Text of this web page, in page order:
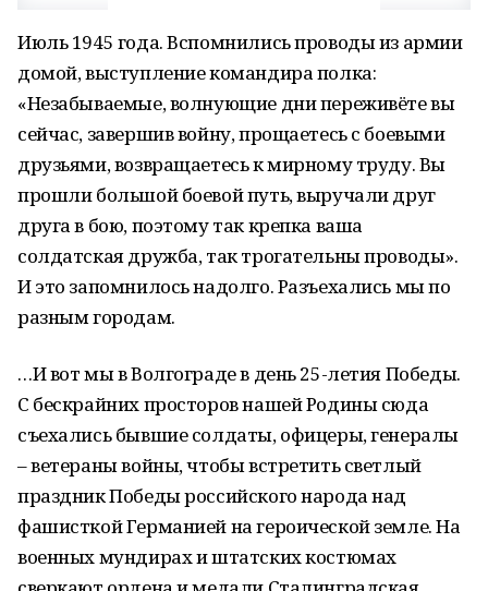
Июль 1945 года. Вспомнились проводы из армии
домой, выступление командира полка:
«Незабываемые, волнующие дни переживёте вы
сейчас, завершив войну, прощаетесь с боевыми
друзьями, возвращаетесь к мирному труду. Вы
прошли большой боевой путь, выручали друг
друга в бою, поэтому так крепка ваша
солдатская дружба, так трогательны проводы».
И это запомнилось надолго. Разъехались мы по
разным городам.
…И вот мы в Волгограде в день 25-летия Победы.
С бескрайних просторов нашей Родины сюда
съехались бывшие солдаты, офицеры, генералы
– ветераны войны, чтобы встретить светлый
праздник Победы российского народа над
фашисткой Германией на героической земле. На
военных мундирах и штатских костюмах